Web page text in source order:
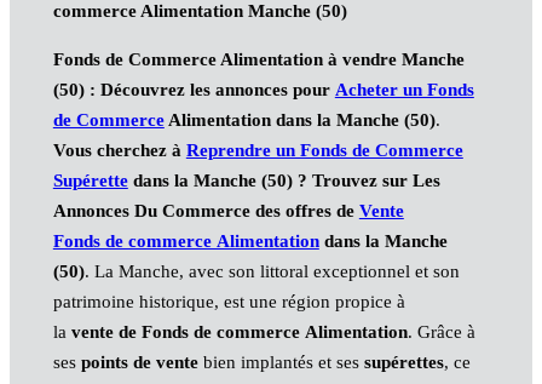
commerce Alimentation Manche (50)
Fonds de Commerce Alimentation à vendre Manche
(50) : Découvrez les annonces pour Acheter un Fonds
de CommerceAlimentation dans la Manche (50).
Vous cherchez à Reprendre un Fonds de Commerce
Supérettedans la Manche (50) ? Trouvez sur Les
Annonces Du Commerce des offres de Vente
Fonds de commerce Alimentationdans la Manche
(50). La Manche, avec son littoral exceptionnel et son
patrimoine historique, est une région propice à
la vente de Fonds de commerce Alimentation. Grâce à
ses points de ventebien implantés et ses supérettes, ce